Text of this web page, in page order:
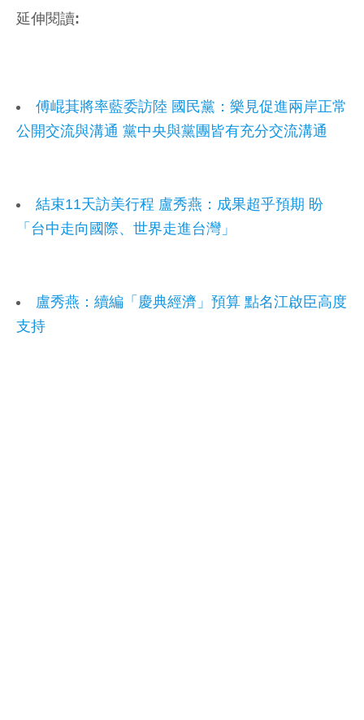
延伸閱讀:
傅崐萁將率藍委訪陸 國民黨：樂見促進兩岸正常
公開交流與溝通 黨中央與黨團皆有充分交流溝通
結束11天訪美行程 盧秀燕：成果超乎預期 盼
「台中走向國際、世界走進台灣」
盧秀燕：續編「慶典經濟」預算 點名江啟臣高度
支持